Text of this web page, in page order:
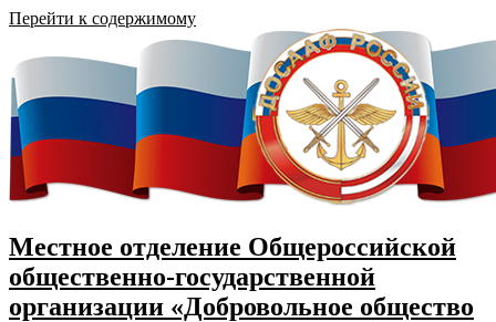
Перейти к содержимому
Местное отделение Общероссийской
общественно-государственной
организации «Добровольное общество